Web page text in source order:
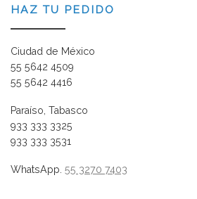
HAZ TU PEDIDO
Ciudad de México
55 5642 4509
55 5642 4416
Paraíso, Tabasco
933 333 3325
933 333 3531
WhatsApp. 55 3270 7403